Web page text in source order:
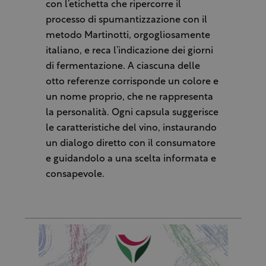
con l’etichetta che ripercorre il
processo di spumantizzazione con il
metodo Martinotti, orgogliosamente
italiano, e reca l’indicazione dei giorni
di fermentazione. A ciascuna delle
otto referenze corrisponde un colore e
un nome proprio, che ne rappresenta
la personalità. Ogni capsula suggerisce
le caratteristiche del vino, instaurando
un dialogo diretto con il consumatore
e guidandolo a una scelta informata e
consapevole.